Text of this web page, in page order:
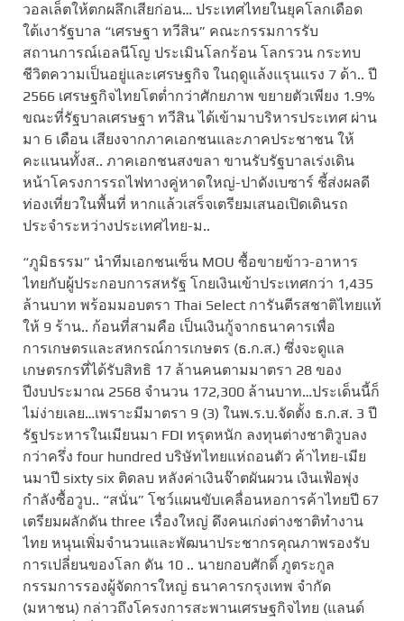
วอลเล็ตให้ตกผลึกเสียก่อน… ประเทศไทยในยุคโลกเดือด
ใต้เงารัฐบาล “เศรษฐา ทวีสิน” คณะกรรมการรับ
สถานการณ์เอลนีโญ ประเมินโลกร้อน โลกรวน กระทบ
ชีวิตความเป็นอยู่และเศรษฐกิจ ในฤดูแล้งแรุนแรง 7 ด้า.. ปี
2566 เศรษฐกิจไทยโตต่ำกว่าศักยภาพ ขยายตัวเพียง 1.9%
ขณะที่รัฐบาลเศรษฐา ทวีสิน ได้เข้ามาบริหารประเทศ ผ่าน
มา 6 เดือน เสียงจากภาคเอกชนและภาคประชาชน ให้
คะแนนทั้งส.. ภาคเอกชนสงขลา ขานรับรัฐบาลเร่งเดิน
หน้าโครงการรถไฟทางคู่หาดใหญ่-ปาดังเบซาร์ ชี้ส่งผลดี
ท่องเที่ยวในพื้นที่ หากแล้วเสร็จเตรียมเสนอเปิดเดินรถ
ประจำระหว่างประเทศไทย-ม..
“ภูมิธรรม” นำทีมเอกชนเซ็น MOU ซื้อขายข้าว-อาหาร
ไทยกับผู้ประกอบการสหรัฐ โกยเงินเข้าประเทศกว่า 1,435
ล้านบาท พร้อมมอบตรา Thai Select การันตีรสชาติไทยแท้
ให้ 9 ร้าน.. ก้อนที่สามคือ เป็นเงินกู้จากธนาคารเพื่อ
การเกษตรและสหกรณ์การเกษตร (ธ.ก.ส.) ซึ่งจะดูแล
เกษตรกรที่ได้รับสิทธิ 17 ล้านคนตามมาตรา 28 ของ
ปีงบประมาณ 2568 จำนวน 172,300 ล้านบาท…ประเด็นนี้ก็
ไม่ง่ายเลย…เพราะมีมาตรา 9 (3) ในพ.ร.บ.จัดตั้ง ธ.ก.ส. 3 ปี
รัฐประหารในเมียนมา FDI ทรุดหนัก ลงทุนต่างชาติวูบลง
กว่าครึ่ง four hundred บริษัทไทยแห่ถอนตัว ค้าไทย-เมีย
นมาปี sixty six ติดลบ หลังค่าเงินจ๊าตผันผวน เงินเฟ้อพุ่ง
กำลังซื้อวูบ.. “สนั่น” โชว์แผนขับเคลื่อนหอการค้าไทยปี 67
เตรียมผลักดัน three เรื่องใหญ่ ดึงคนเก่งต่างชาติทำงาน
ไทย หนุนเพิ่มจำนวนและพัฒนาประชากรคุณภาพรองรับ
การเปลี่ยนของโลก ดัน 10 .. นายกอบศักดิ์ ภูตระกูล
กรรมการรองผู้จัดการใหญ่ ธนาคารกรุงเทพ จำกัด
(มหาชน) กล่าวถึงโครงการสะพานเศรษฐกิจไทย (แลนด์